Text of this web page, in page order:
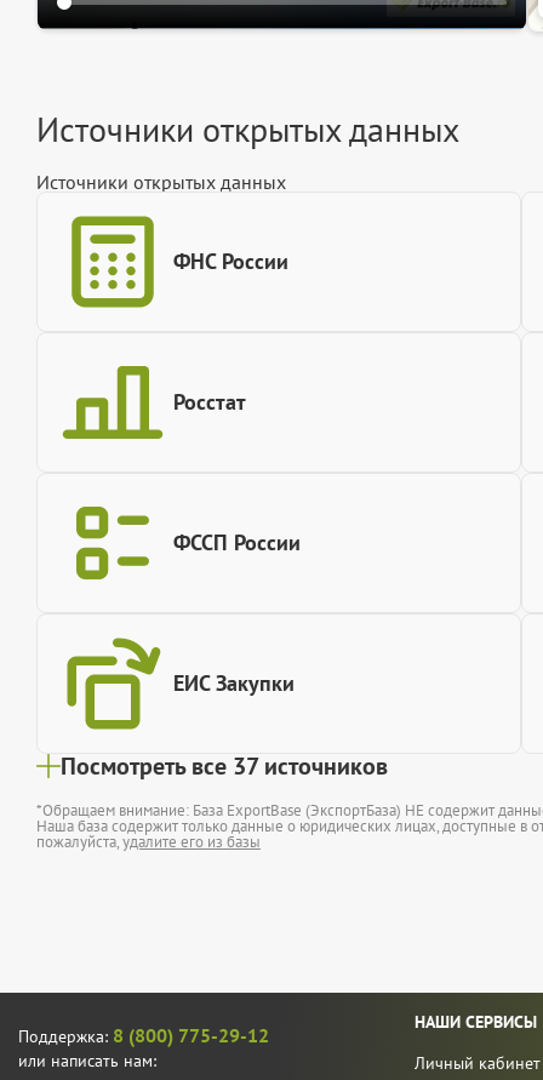
Источники открытых данных
Источники открытых данных
ФНС России
Росстат
ФССП России
ЕИС Закупки
Посмотреть все 37 источников
*Обращаем внимание: База ExportBase (ЭкспортБаза) НЕ содержит
Наша база содержит только данные о юридических лицах, доступные в
пожалуйста,удалите его из базы
Поддержка: 8 (800) 775-29-12
или написать нам:
НАШИ СЕРВИСЫ
Личный кабинет